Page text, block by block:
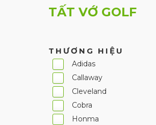
TẤT VỚ GOLF
THƯƠNG HIỆU
Adidas
Callaway
Cleveland
Cobra
Honma